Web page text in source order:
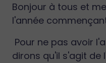
Bonjour à tous et
l'année
Pour ne pas avoir
dirons qu'il s'agit de